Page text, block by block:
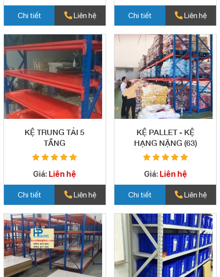
Chi tiết Liên hệ Chi tiết Liên hệ
KỆ TRUNG TẢI 5
TẦNG
Giá: Liên hệ
Chi tiết Liên hệ
KỆ PALLET - KỆ
HẠNG NẶNG (63)
Giá: Liên hệ
Chi tiết Liên hệ